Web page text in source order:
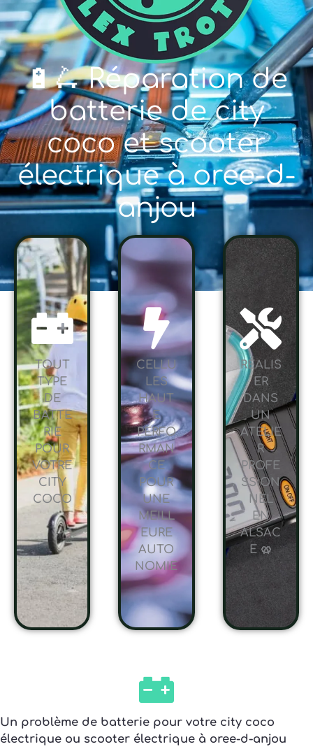
🔋🛴 Réparation de
batterie de city
coco et scooter
électrique à oree-d-
anjou
TOUT
TYPE
DE
BATTE
RIE
POUR
VOTRE
CITY
COCO
CELLU
LES
HAUT
E
PERFO
RMAN
CE
POUR
UNE
MEILL
EURE
AUTO
NOMIE
RÉALIS
ER
DANS
UN
ATELIE
R
PROFE
SSION
NEL
EN
ALSAC
E 🥨
Un problème de batterie pour votre city coco
électrique ou scooter électrique à oree-d-anjou